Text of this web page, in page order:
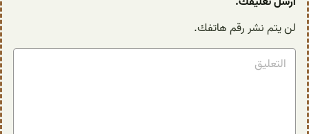
لن يتم نشر رقم هاتفك.